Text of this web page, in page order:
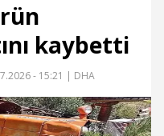
kaybetti
- 15:21 | DHA